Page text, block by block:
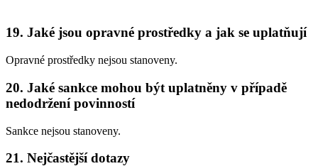
19. Jaké jsou opravné prostředky a jak se uplatňují
Opravné prostředky nejsou stanoveny.
20. Jaké sankce mohou být uplatněny v případě
nedodržení povinností
Sankce nejsou stanoveny.
21. Nejčastější dotazy